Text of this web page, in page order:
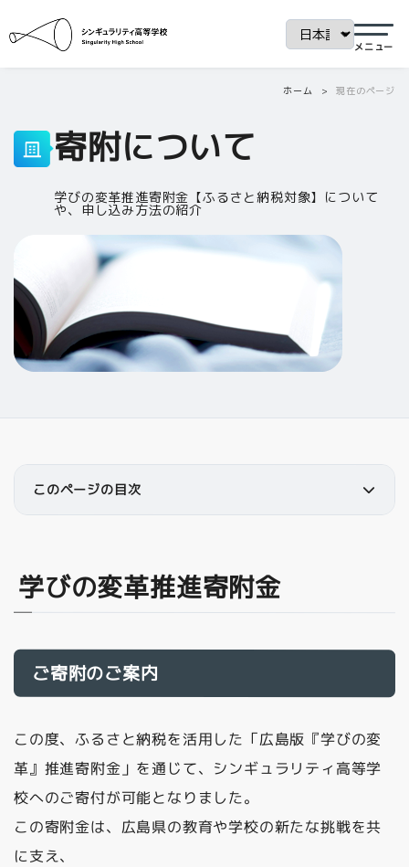
ホーム 現在のページ
寄附について
学びの変革推進寄附金【ふるさと納税対象】について
や、申し込み方法の紹介
このページの目次
学びの変革推進寄附金
ご寄附のご案内
この度、ふるさと納税を活用した「広島版『学びの変
革』推進寄附金」を通じて、シンギュラリティ高等学
校へのご寄付が可能となりました。
この寄附金は、広島県の教育や学校の新たな挑戦を共
に支え、